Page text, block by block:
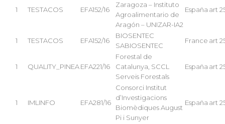
1 TESTACOS EFA152/16
Zaragoza – Instituto
Agroalimentario de
Aragón – UNIZAR-IA2
España art
1 TESTACOS EFA152/16
BIOSENTEC
SABIOSENTEC
France art
1 QUALITY_PINEAEFA221/16
Forestal de
Catalunya, SCCL
Serveis Forestals
España art
1 IMLINFO EFA281/16
Consorci Institut
d’Investigacions
Biomèdiques August
Pi i Sunyer
España art